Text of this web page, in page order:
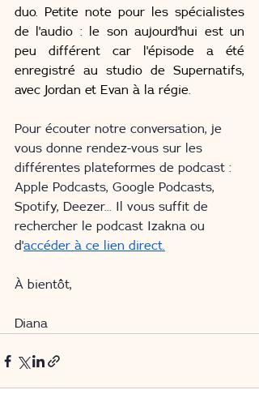
duo. Petite note pour les spécialistes
de l'audio : le son aujourd'hui est un
peu différent car l'épisode a été
enregistré au studio de Supernatifs,
avec Jordan et Evan à la régie.
Pour écouter notre conversation, je
vous donne rendez-vous sur les
différentes plateformes de podcast :
Apple Podcasts, Google Podcasts,
Spotify, Deezer... Il vous suffit de
rechercher le podcast Izakna ou
d'accéder à ce lien direct.
À bientôt,
Diana